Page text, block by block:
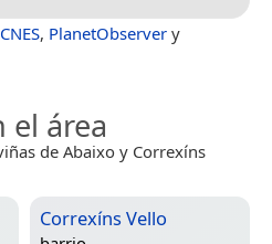
CNES, PlanetObserver y
el área
de Abaixo y Correxíns
Correxíns Vello